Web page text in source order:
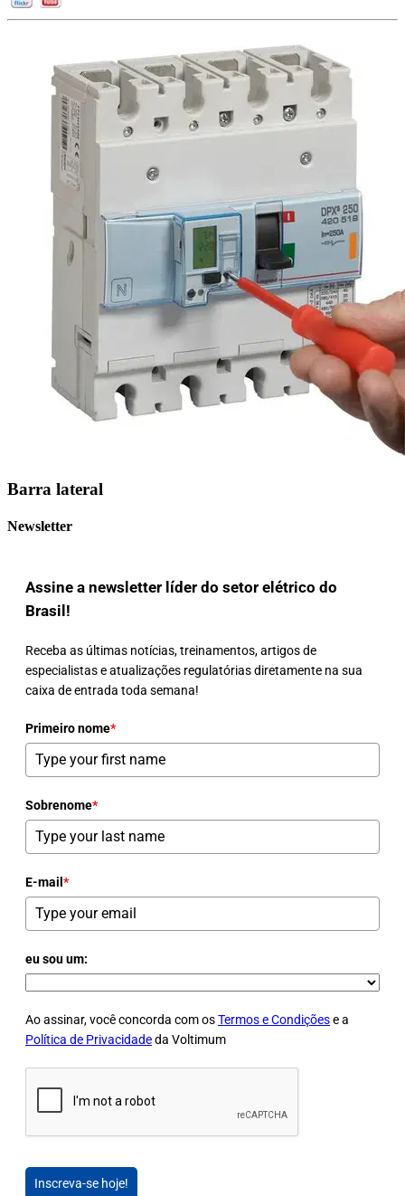
Barra lateral
Newsletter
Assine a newsletter líder do setor elétrico do
Brasil!
Receba as últimas notícias, treinamentos, artigos de
especialistas e atualizações regulatórias diretamente na sua
caixa de entrada toda semana!
Primeiro nome*
Sobrenome*
E-mail *
eu sou um:
Ao assinar, você concorda com osTermos e Condiçõese a
Política de Privacidadeda Voltimum
Inscreva-se hoje!